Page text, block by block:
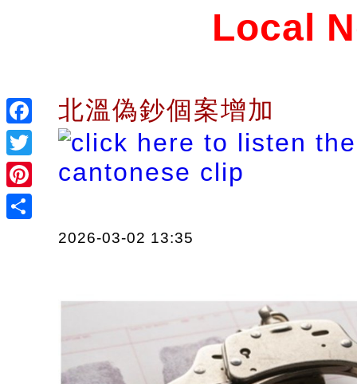
Facebook
Twitter
Pinterest
Local
北溫偽鈔個案增加
2026-03-02 13:35